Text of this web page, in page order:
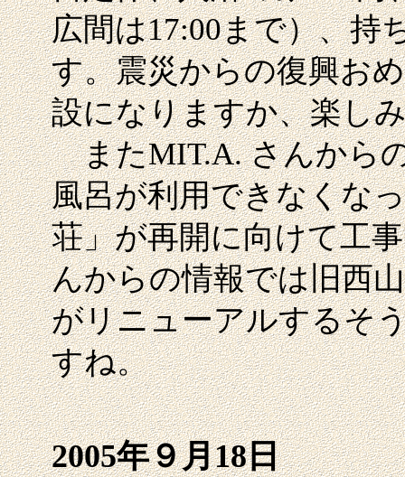
広間は17:00まで）、持
す。震災からの復興お
設になりますか、楽し
またMIT.A. さんから
風呂が利用できなくな
荘」が再開に向けて工
んからの情報では旧西
がリニューアルするそ
すね。
2005年９月18日